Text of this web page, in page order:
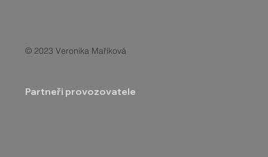
© 2023 Veronika Maříková
Partneři provozovatele